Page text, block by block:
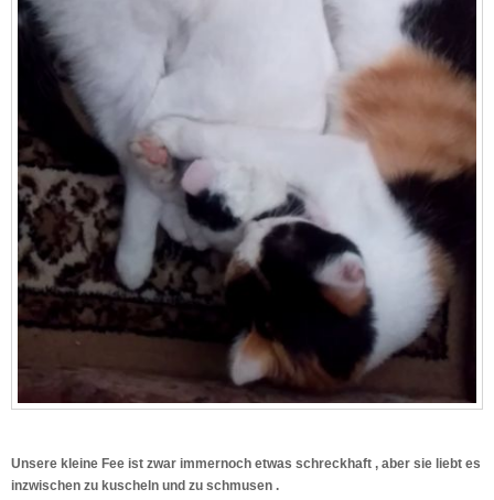
Unsere kleine Fee ist zwar immernoch etwas schreckhaft , aber sie liebt es
inzwischen zu kuscheln und zu schmusen .